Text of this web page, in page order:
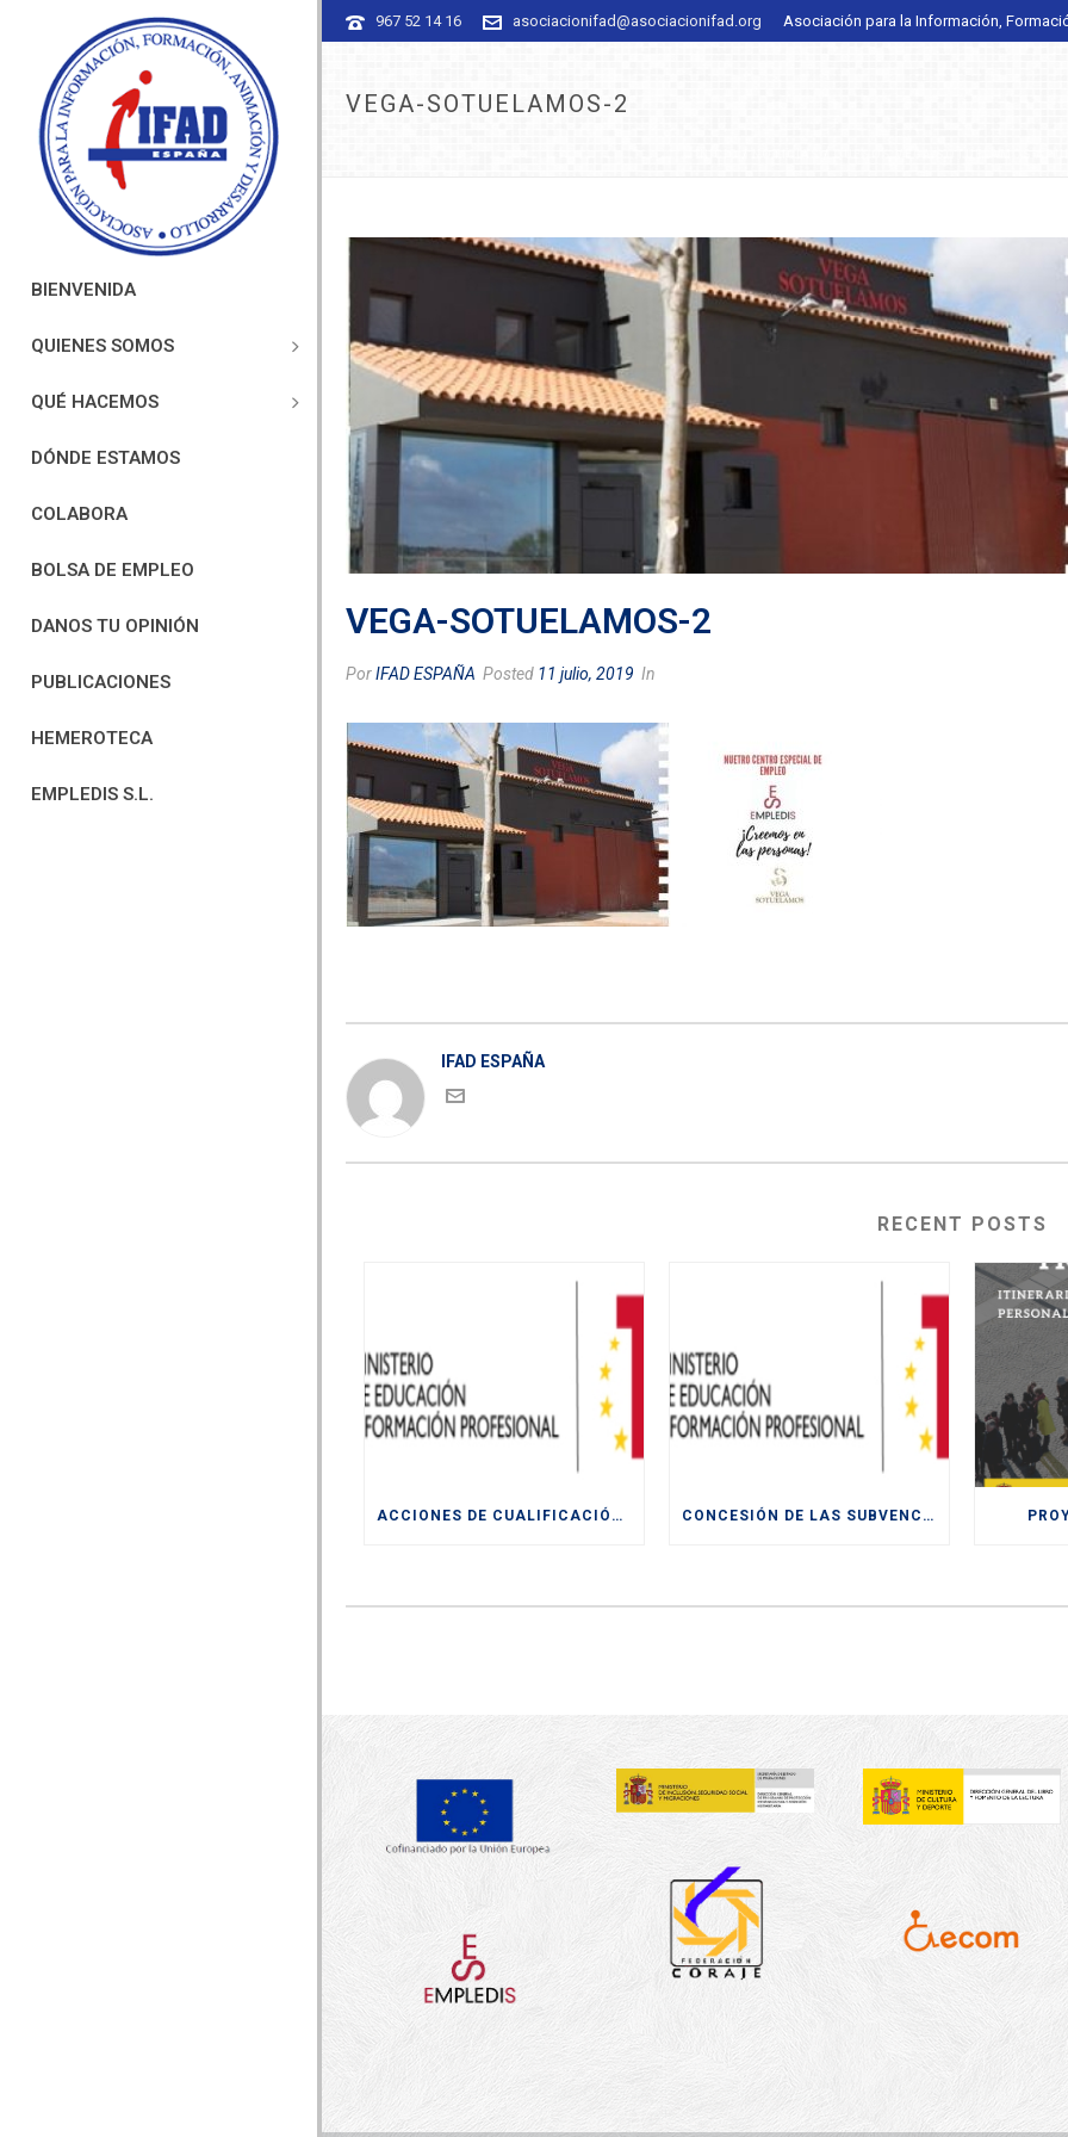
967 52 14 16 asociacionifad@asociacionifad.org Asociación para la Información,
BIENVENIDA
QUIENES SOMOS
QUÉ HACEMOS
DÓNDE ESTAMOS
COLABORA
BOLSA DE EMPLEO
DANOS TU OPINIÓN
PUBLICACIONES
HEMEROTECA
EMPLEDIS S.L.
VEGA-SOTUELAMOS-2
VEGA-SOTUELAMOS-2
PorIFAD ESPAÑA Posted 11 julio, 2019 In
IFAD ESPAÑA
RECENT POSTS
ACCIONES DE CUALIFICACIÓN Y RECUALIFICACIÓN DE POBLACIÓN ACTIVA. CONCESIÓN DE LAS SUBVENCIONES LA “FORMACIÓN MODULAR DESTINADA A LA CUALIFICACIÓN Y RECUALIFICACIÓN DE LA POBLACIÓN ACTIVA, FINANCIADAS POR LA UE- NEXT